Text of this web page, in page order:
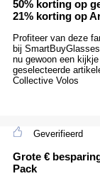
50% korting op
21% korting op
Profiteer van deze
bij
nu gewoon een
geselecteerde
Collective Volos
Geverifieerd
Grote €
Pack